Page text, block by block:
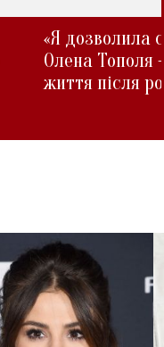
«Я дозволила
Олена Тополя
життя після